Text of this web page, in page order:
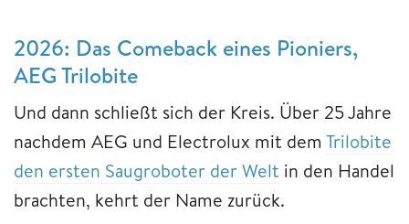
2026: Das Comeback eines Pioniers,
AEG Trilobite
Und dann schließt sich der Kreis. Über 25 Jahre
nachdem AEG und Electrolux mit dem Trilobite
den ersten Saugroboter der Welt in den Handel
brachten, kehrt der Name zurück.